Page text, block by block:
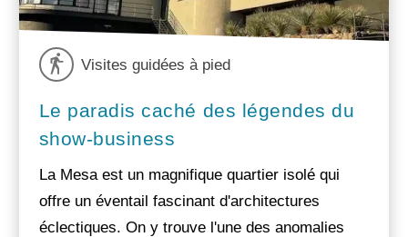
Visites guidées à pied
Le paradis caché des légendes du
show-business
La Mesa est un magnifique quartier isolé qui
offre un éventail fascinant d'architectures
éclectiques. On y trouve l'une des anomalies